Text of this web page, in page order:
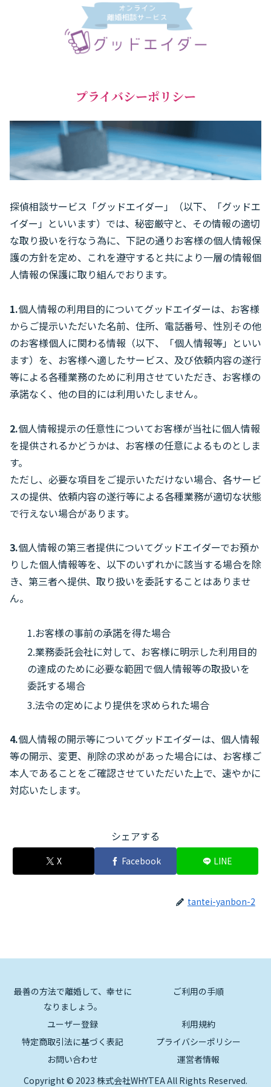
プライバシーポリシー
探偵相談サービス「グッドエイダー」（以下、「グッドエ
イダー」といいます）では、秘密厳守と、その情報の適切
な取り扱いを行なう為に、下記の通りお客様の個人情報保
護の方針を定め、これを遵守すると共により一層の情報個
人情報の保護に取り組んでおります。
1.個人情報の利用目的についてグッドエイダーは、お客様
からご提示いただいた名前、住所、電話番号、性別その他
のお客様個人に関わる情報（以下、「個人情報等」といい
ます）を、お客様へ適したサービス、及び依頼内容の遂行
等による各種業務のために利用させていただき、お客様の
承諾なく、他の目的には利用いたしません。
2.個人情報提示の任意性についてお客様が当社に個人情報
を提供されるかどうかは、お客様の任意によるものとしま
す。
ただし、必要な項目をご提示いただけない場合、各サービ
スの提供、依頼内容の遂行等による各種業務が適切な状態
で行えない場合があります。
3.個人情報の第三者提供についてグッドエイダーでお預か
りした個人情報等を、以下のいずれかに該当する場合を除
き、第三者へ提供、取り扱いを委託することはありませ
ん。
1.お客様の事前の承諾を得た場合
2.業務委託会社に対して、お客様に明示した利用目的
の達成のために必要な範囲で個人情報等の取扱いを
委託する場合
3.法令の定めにより提供を求められた場合
4.個人情報の開示等についてグッドエイダーは、個人情報
等の開示、変更、削除の求めがあった場合には、お客様ご
本人であることをご確認させていただいた上で、速やかに
対応いたします。
シェアする
X Facebook LINE
tantei-yanbon-2
最善の方法で離婚して、幸せに
なりましょう。
ご利用の手順
ユーザー登録
利用規約
特定商取引法に基づく表記
プライバシーポリシー
お問い合わせ
運営者情報
Copyright © 2023 株式会社WHYTEA All Rights Reserved.